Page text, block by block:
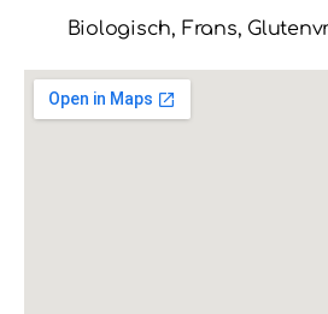
Biologisch, Frans,